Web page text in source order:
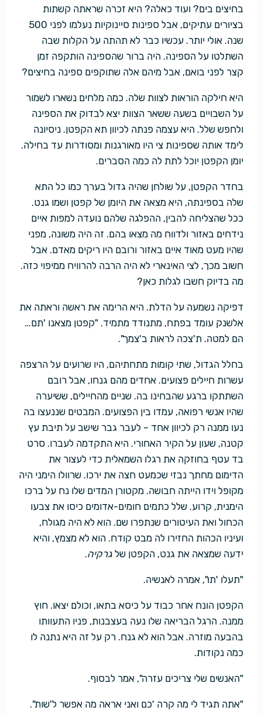
בחיצים בים? ועוד כאלה? היא זכרה שראתה קשתות
בציורים עתיקים, אבל ספינות סיינוקיות נעלמו לפני 500
שנה. אולי יותר. עכשיו כבר לא תהתה על הקלות שבה
השתלטו על הספינה. היה ברור שהספינה הותקפה זמן
קצר לפני בואם, אבל מיהם אלה שתוקפים ספינה בחיצים?
היא חילקה הוראות לצוות שלה. כמה מלחים נשארו לשמור
על השבויים בשעה ששאר הצוות יצא לבדוק את הספינה
ולחפש שלל. היא עצמה פנתה לכיוון תא הקפטן. ניסיונה
לימד אותה שספינות צי היו מאורגנות ומסודרות עד בחילה.
יומן הקפטן יוכל לתת לה כמה הסברים.
בחדר הקפטן, על שולחן שהיה גדול בערך כמו כל התא
שלה בספינתה, היא מצאה את היומן של קפטן ושמו גנט.
ככל שהצליחה להבין, ההפלגה שלהם נועדה למפות איים
נידחים באזור ולדווח מה מצאו בהם. זה היה משונה, מפני
שהיו מעט מאוד איים באזור ורובם היו ריקים מאדם. אבל
חשוב מכך, לצי האינארי לא היה הרבה להרוויח ממיפוי כזה.
מה בדיוק חשבו לגלות כאן?
דפיקה נשמעה על הדלת. היא הרימה את ראשה וראתה את
אלשנק עומד בפתח, מתנודד מתמיד. "קפטן מצאנו 'תם…
הם למטה. ת'צכה לראות ב'צמך".
בחלל הגדול, שתי קומות מתחתיהם, היו שרועים על הרצפה
עשרות חיילים פצועים. אחדים מהם גנחו, אבל רובם
השתתקו ברגע שהבחינו בה. שניים מהחיילים, ששיערה
שהיו אנשי רפואה, עמדו בין הפצועים. המבטים שננעצו בה
נעו ממנה רק לכיוון אחד – לעבר גבר שישב על תיבת עץ
קטנה, שעון על הקיר האחורי. היא התקדמה לעברו. סרט
בד עטף בחוזקה את רגלו השמאלית כדי לעצור את
הדימום מחתך נבזי שכמעט חצה את ירכו. שרוולו הימני היה
מקופל וידו הייתה חבושה. מקטורן המדים שלו נח על ברכו
הימנית, קרוע. שלל כתמים חומים-אדומים כיסו את צבעו
הכחול ואת העיטורים שנתפרו שם. הוא לא היה מגולח,
ועיניו הכהות החזירו לה מבט קודח. הוא לא מצמץ, והיא
ידעה שמצאה את גנט, הקפטן של גרקיה.
"תעלו 'תו", אמרה לאנשיה.
הקפטן הונח אחר כבוד על כיסא בתאו, וכולם יצאו. חוץ
ממנה. הרגל הבריאה שלו נעה בעצבנות, פניו התעוותו
בהבעה מוזרה. אבל הוא לא גנח. רק על זה היא נתנה לו
כמה נקודות.
"האנשים שלי צריכים עזרה", אמר לבסוף.
"אתה תגיד לי מה קרה 'כם ואני אראה מה אפשר ל'שות".